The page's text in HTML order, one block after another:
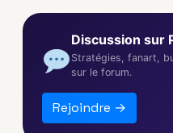
Discussion sur
Stratégies, fanart,
sur le forum.
Rejoindre →